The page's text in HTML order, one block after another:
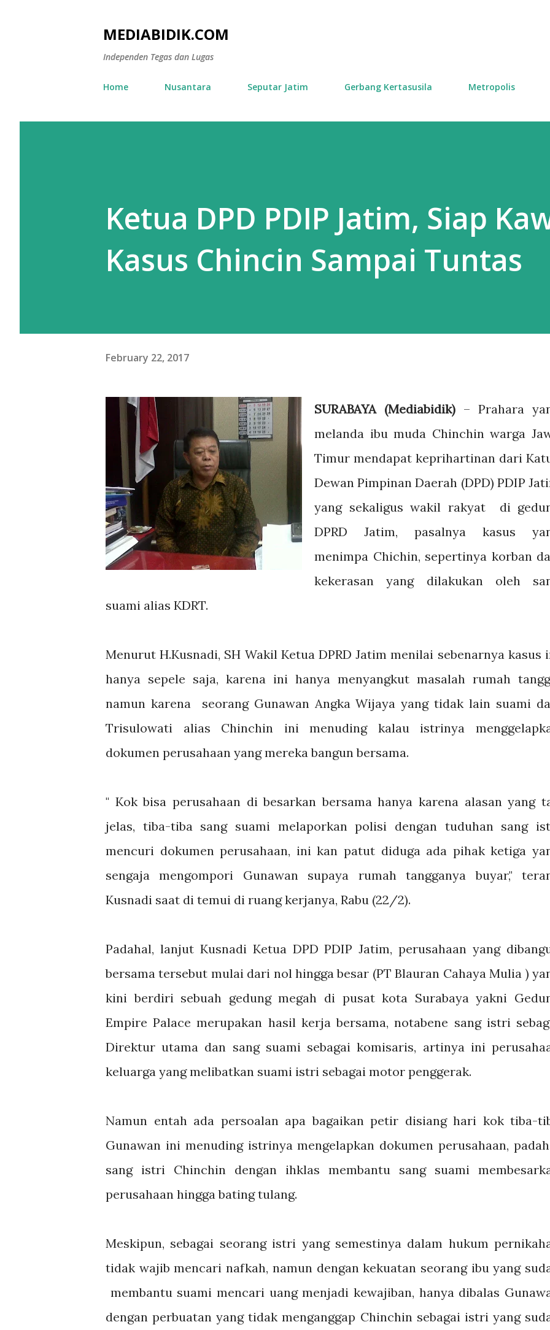
MEDIABIDIK.COM
Independen Tegas dan Lugas
Home Nusantara Seputar Jatim Gerbang Kertasusila Metropolis
Ketua DPD PDIP Jatim, Siap
Kasus Chincin Sampai Tuntas
February 22, 2017
SURABAYA (Mediabidik) – Prahara
melanda ibu muda Chinchin warga
Timur mendapat keprihartinan dari
Dewan Pimpinan Daerah (DPD) PDIP
yang sekaligus wakil rakyat di
DPRD Jatim, pasalnya kasus
menimpa Chichin, sepertinya korban
kekerasan yang dilakukan oleh
suami alias KDRT.
Menurut H.Kusnadi, SH Wakil Ketua DPRD Jatim menilai sebenarnya kasus
hanya sepele saja, karena ini hanya menyangkut masalah rumah
namun karena seorang Gunawan Angka Wijaya yang tidak lain suami
Trisulowati alias Chinchin ini menuding kalau istrinya
dokumen perusahaan yang mereka bangun bersama.
" Kok bisa perusahaan di besarkan bersama hanya karena alasan yang
jelas, tiba-tiba sang suami melaporkan polisi dengan tuduhan sang
mencuri dokumen perusahaan, ini kan patut diduga ada pihak ketiga
sengaja mengompori Gunawan supaya rumah tangganya buyar,"
Kusnadi saat di temui di ruang kerjanya, Rabu (22/2).
Padahal, lanjut Kusnadi Ketua DPD PDIP Jatim, perusahaan yang
bersama tersebut mulai dari nol hingga besar (PT Blauran Cahaya Mulia )
kini berdiri sebuah gedung megah di pusat kota Surabaya yakni
Empire Palace merupakan hasil kerja bersama, notabene sang istri
Direktur utama dan sang suami sebagai komisaris, artinya ini
keluarga yang melibatkan suami istri sebagai motor penggerak.
Namun entah ada persoalan apa bagaikan petir disiang hari kok tiba-
Gunawan ini menuding istrinya mengelapkan dokumen perusahaan,
sang istri Chinchin dengan ihklas membantu sang suami
perusahaan hingga bating tulang.
Meskipun, sebagai seorang istri yang semestinya dalam hukum
tidak wajib mencari nafkah, namun dengan kekuatan seorang ibu yang
membantu suami mencari uang menjadi kewajiban, hanya dibalas
dengan perbuatan yang tidak menganggap Chinchin sebagai istri yang